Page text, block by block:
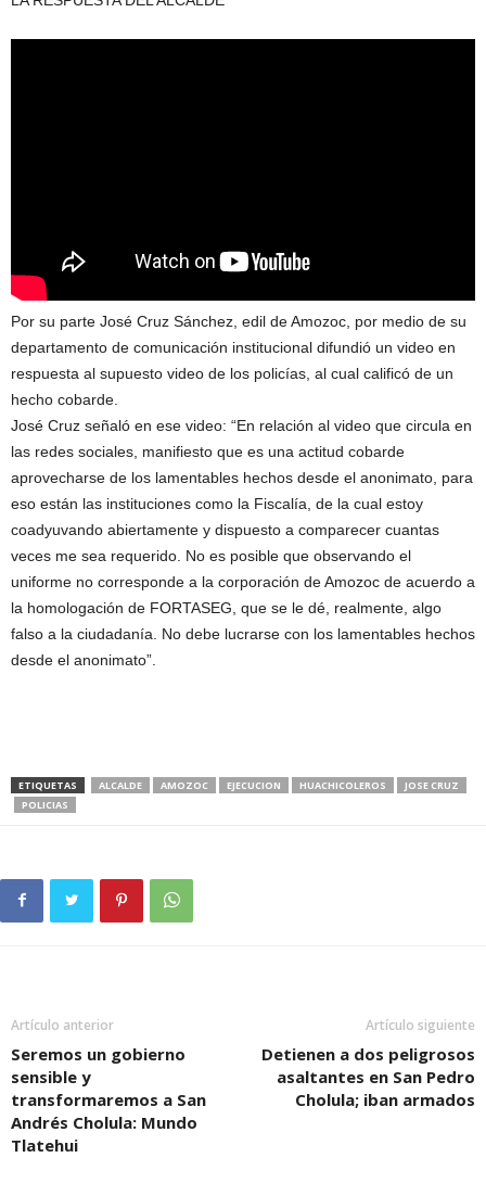
Por su parte José Cruz Sánchez, edil de Amozoc, por medio de su
departamento de comunicación institucional difundió un video en
respuesta al supuesto video de los policías, al cual calificó de un
hecho cobarde.
José Cruz señaló en ese video: “En relación al video que circula en
las redes sociales, manifiesto que es una actitud cobarde
aprovecharse de los lamentables hechos desde el anonimato, para
eso están las instituciones como la Fiscalía, de la cual estoy
coadyuvando abiertamente y dispuesto a comparecer cuantas
veces me sea requerido. No es posible que observando el
uniforme no corresponde a la corporación de Amozoc de acuerdo a
la homologación de FORTASEG, que se le dé, realmente, algo
falso a la ciudadanía. No debe lucrarse con los lamentables hechos
desde el anonimato”.
ETIQUETAS ALCALDE AMOZOC EJECUCION HUACHICOLEROS
JOSE CRUZ
POLICIAS
Artículo anterior
Seremos un gobierno
sensible y
transformaremos a San
Andrés Cholula: Mundo
Tlatehui
Artículo siguiente
Detienen a dos peligrosos
asaltantes en San Pedro
Cholula; iban armados